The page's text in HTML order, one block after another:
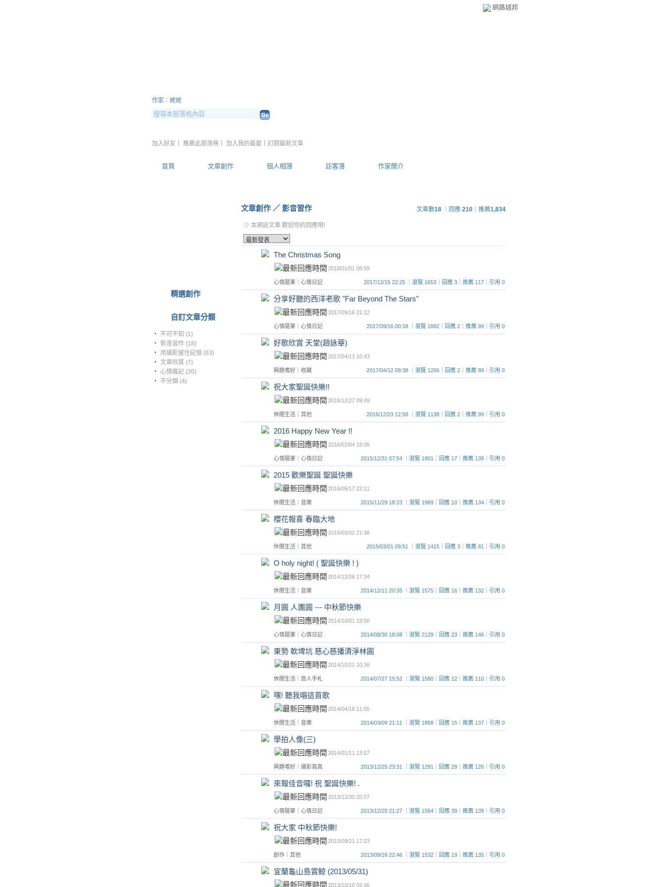
網路城邦
首頁 文章創作 個人相簿 訪客簿 作家簡介
加入好友 推薦此部落格 加入我的最愛 訂閱最新文章
作家：姥姥
精選創作
自訂文章分類
‧
不可不知 (1)
‧
影音習作 (18)
‧
用攝影留住記憶 (63)
‧ 文章欣賞 (7)
‧ 心情雜記 (30)
‧
不分類 (4)
文章創作 ／ 影音習作 文章數18 ｜回應 210 ｜推薦1,834
☆ 本網誌文章 歡迎你的回應唷!
The Christmas Song
2018/01/01 08:59
心情隨筆 心情日記 2017/12/15 22:25 ｜瀏覽 1653｜回應 3｜推薦 117｜引用 0
分享好聽的西洋老歌 "Far Beyond The Stars"
2017/09/16 21:12
心情隨筆 心情日記 2017/09/16 00:18 ｜瀏覽 1882｜回應 2｜推薦 99｜引用 0
好歌欣賞 天堂(趙詠華)
2017/04/13 10:43
興趣嗜好 收藏 2017/04/12 09:38 ｜瀏覽 1266｜回應 2｜推薦 89｜引用 0
祝大家聖誕快樂!!
2016/12/27 09:49
休閒生活 其他 2016/12/23 12:58 ｜瀏覽 1138｜回應 2｜推薦 99｜引用 0
2016 Happy New Year !!
2016/02/04 18:05
心情隨筆 心情日記 2015/12/31 07:54 ｜瀏覽 1801｜回應 17｜推薦 139｜引用 0
2015 歡樂聖誕 聖誕快樂
2016/05/17 22:11
休閒生活 音樂 2015/11/29 18:23 ｜瀏覽 1969｜回應 10｜推薦 134｜引用 0
櫻花報喜 春臨大地
2015/03/02 21:38
休閒生活 其他 2015/03/01 09:51 ｜瀏覽 1415｜回應 3｜推薦 81｜引用 0
O holy night! ( 聖誕快樂 ! )
2014/12/26 17:34
休閒生活 音樂 2014/12/11 20:35 ｜瀏覽 1575｜回應 16｜推薦 132｜引用 0
月圓 人團圓 --- 中秋節快樂
2014/10/01 19:50
心情隨筆 心情日記 2014/08/30 18:08 ｜瀏覽 2129｜回應 23｜推薦 146｜引用 0
東勢 軟埤坑 慈心慈播清淨林圓
2014/10/21 10:36
休閒生活 旅人手札 2014/07/27 15:52 ｜瀏覽 1580｜回應 12｜推薦 110｜引用 0
嘿! 聽我唱這首歌
2014/04/16 11:55
休閒生活 音樂 2014/03/09 21:11 ｜瀏覽 1858｜回應 15｜推薦 137｜引用 0
學拍人像(三)
2014/01/11 13:57
興趣嗜好 攝影寫真 2013/12/25 23:31 ｜瀏覽 1291｜回應 29｜推薦 126｜引用 0
來報佳音囉! 祝 聖誕快樂! .
2013/12/30 20:07
心情隨筆 心情日記 2013/12/20 21:27 ｜瀏覽 1564｜回應 39｜推薦 139｜引用 0
祝大家 中秋節快樂!
2013/09/21 17:23
創作 其他 2013/09/16 22:46 ｜瀏覽 1532｜回應 19｜推薦 135｜引用 0
宜蘭龜山島賞鯨 (2013/05/31)
2013/10/10 02:36